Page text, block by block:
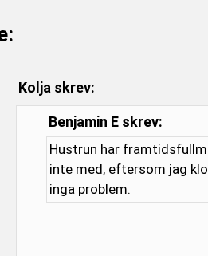
Kolja skrev:
Benjamin E skrev:
Hustrun har
inte med, eftersom jag
inga problem.